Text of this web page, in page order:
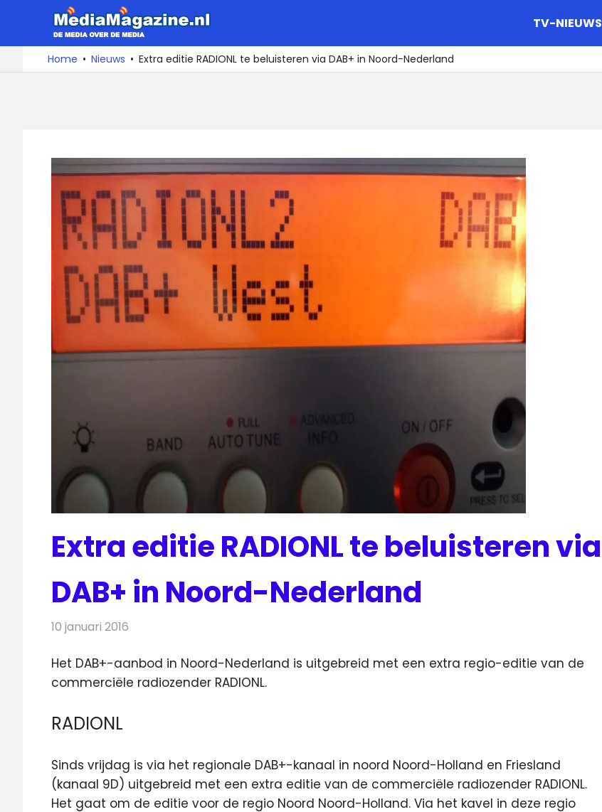
de
De
media
over
TV-NIEUWS
Home Nieuws Extra editie RADIONL te beluisteren via DAB+ in Noord-Nederland
Extra editie RADIONL te beluisteren via
DAB+ in Noord-Nederland
10 januari 2016
Het DAB+-aanbod in Noord-Nederland is uitgebreid met een extra regio-editie van de
commerciële radiozender RADIONL.
RADIONL
Sinds vrijdag is via het regionale DAB+-kanaal in noord Noord-Holland en Friesland
(kanaal 9D) uitgebreid met een extra editie van de commerciële radiozender RADIONL.
Het gaat om de editie voor de regio Noord Noord-Holland. Via het kavel in deze regio